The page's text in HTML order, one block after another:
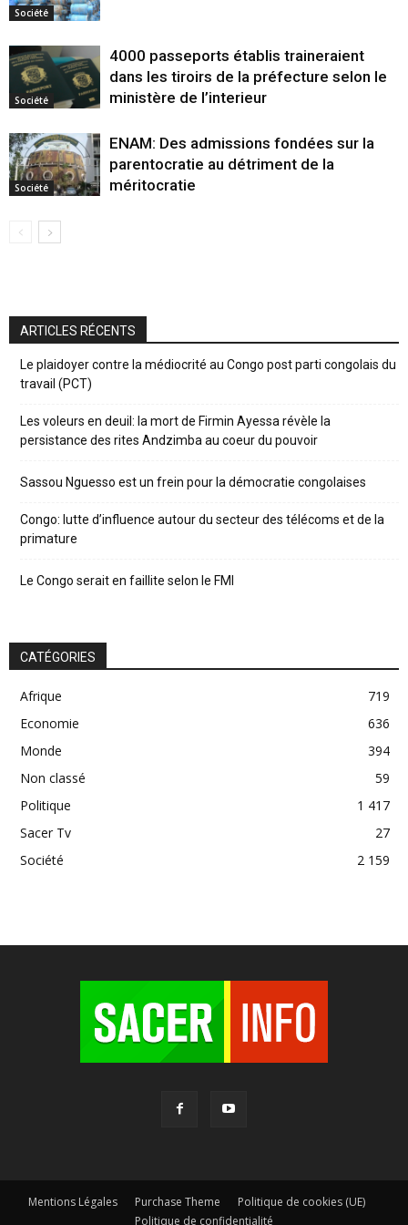
Société
Société
4000 passeports établis traineraient
dans les tiroirs de la préfecture selon le
ministère de l’interieur
Société
ENAM: Des admissions fondées sur la
parentocratie au détriment de la
méritocratie
ARTICLES RÉCENTS
Le plaidoyer contre la médiocrité au Congo post parti congolais du
travail (PCT)
Les voleurs en deuil: la mort de Firmin Ayessa révèle la
persistance des rites Andzimba au coeur du pouvoir
Sassou Nguesso est un frein pour la démocratie congolaises
Congo: lutte d’influence autour du secteur des télécoms et de la
primature
Le Congo serait en faillite selon le FMI
CATÉGORIES
Afrique
719
Economie
636
Monde
394
Non classé
59
Politique
1 417
Sacer Tv
27
Société
2 159
Mentions Légales Purchase Theme
Politique de cookies (UE)
Politique de confidentialité